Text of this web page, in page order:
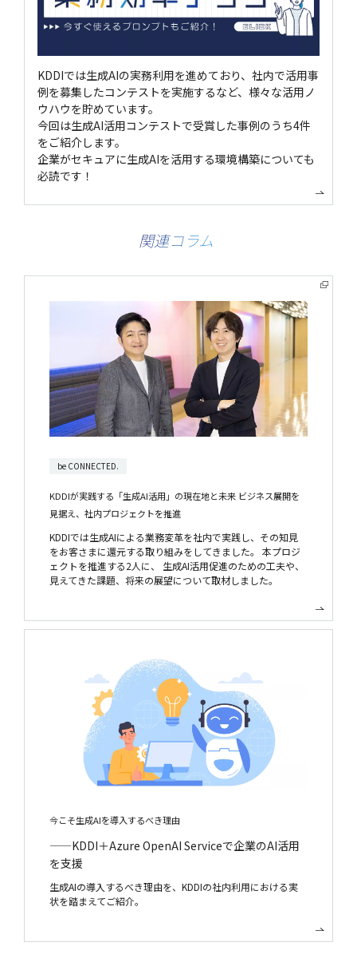
KDDIでは生成AIの実務利用を進めており、社内で活用事
例を募集したコンテストを実施するなど、様々な活用ノ
ウハウを貯めています。
今回は生成AI活用コンテストで受賞した事例のうち4件
をご紹介します。
企業がセキュアに生成AIを活用する環境構築についても
必読です！
関連コラム
be CONNECTED.
KDDIが実践する「生成AI活用」の現在地と未来 ビジネス展開を
見据え、社内プロジェクトを推進
KDDIでは生成AIによる業務変革を社内で実践し、その知見
をお客さまに還元する取り組みをしてきました。 本プロジ
ェクトを推進する2人に、 生成AI活用促進のための工夫や、
見えてきた課題、将来の展望について取材しました。
今こそ生成AIを導入するべき理由
——KDDI＋Azure OpenAI Serviceで企業のAI活用
を支援
生成AIの導入するべき理由を、KDDIの社内利用における実
状を踏まえてご紹介。